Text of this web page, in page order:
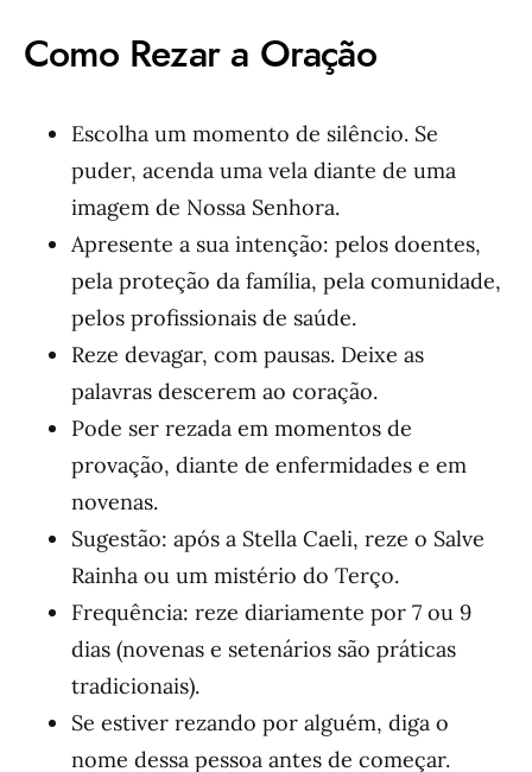
Como Rezar a Oração
Escolha um momento de silêncio. Se
puder, acenda uma vela diante de uma
imagem de Nossa Senhora.
Apresente a sua intenção: pelos doentes,
pela proteção da família, pela comunidade,
pelos profissionais de saúde.
Reze devagar, com pausas. Deixe as
palavras descerem ao coração.
Pode ser rezada em momentos de
provação, diante de enfermidades e em
novenas.
Sugestão: após a Stella Caeli, reze o Salve
Rainha ou um mistério do Terço.
Frequência: reze diariamente por 7 ou 9
dias (novenas e setenários são práticas
tradicionais).
Se estiver rezando por alguém, diga o
nome dessa pessoa antes de começar.